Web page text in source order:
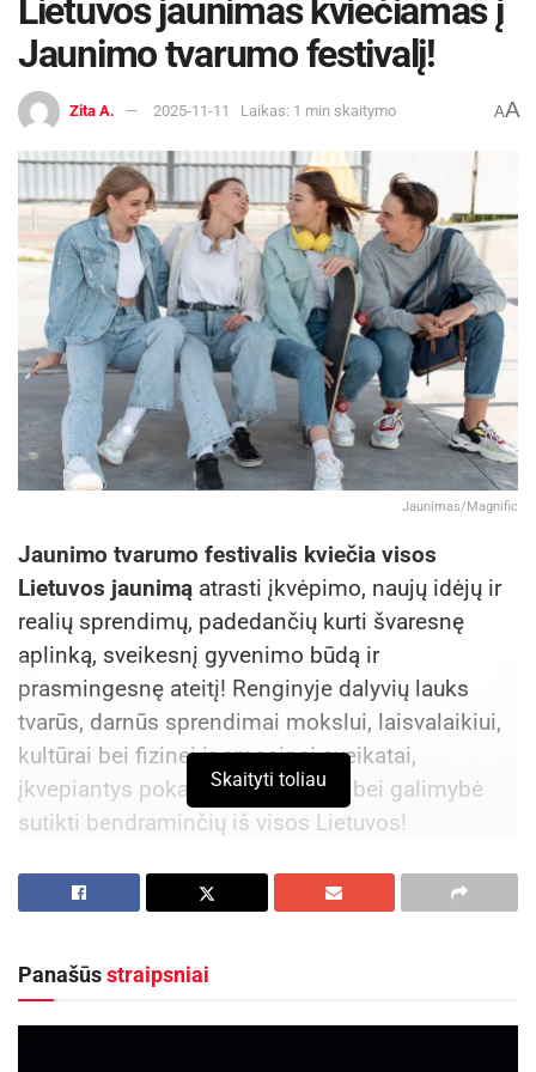
Lietuvos jaunimas kviečiamas į
Jaunimo tvarumo festivalį!
Zita A. 2025-11-11 Laikas: 1 min skaitymo AA
Jaunimas/Magnific
Jaunimo tvarumo festivalis kviečia visos
Lietuvos jaunimą atrasti įkvėpimo, naujų idėjų ir
realių sprendimų, padedančių kurti švaresnę
aplinką, sveikesnį gyvenimo būdą ir
prasmingesnę ateitį! Renginyje dalyvių lauks
tvarūs, darnūs sprendimai mokslui, laisvalaikiui,
kultūrai bei fizinei ir emocinei sveikatai,
įkvepiantys pokalbiai, diskusijos bei galimybė
sutikti bendraminčių iš visos Lietuvos!
Renginys vyks ATLIEKŲ MAŽINIMO SAVAITĖS
metu – lapkričio 28 d., 10:00-17:00, „Litexpo“
Aktualios
Skaityti toliau
Panašūsstraipsniai